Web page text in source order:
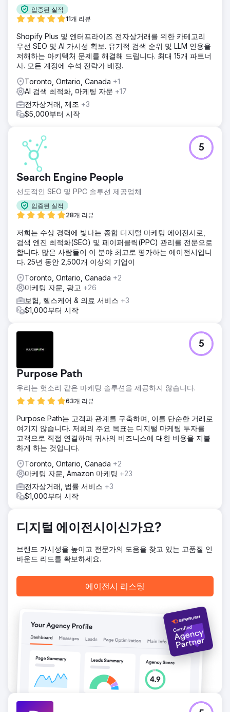
입증된 실적
11개 리뷰
Shopify Plus 및 엔터프라이즈 전자상거래를 위한 카테고리
우선 SEO 및 AI 가시성 확보. 유기적 검색 순위 및 LLM 인용을
저해하는 아키텍처 문제를 해결해 드립니다. 최대 15개 파트너
사. 모든 계정에 수석 전략가 배정.
Toronto, Ontario, Canada +1
AI 검색 최적화, 마케팅 자문 +17
전자상거래, 제조 +3
$5,000부터 시작
Search Engine People
선도적인 SEO 및 PPC 솔루션 제공업체
입증된 실적
28개 리뷰
5
저희는 수상 경력에 빛나는 종합 디지털 마케팅 에이전시로,
검색 엔진 최적화(SEO) 및 페이퍼클릭(PPC) 관리를 전문으로
합니다. 많은 사람들이 이 분야 최고로 평가하는 에이전시입니
다. 25년 동안 2,500개 이상의 기업이
Toronto, Ontario, Canada +2
마케팅 자문, 광고 +26
보험, 헬스케어 & 의료 서비스 +3
$1,000부터 시작
Purpose Path
우리는 헛소리 같은 마케팅 솔루션을 제공하지 않습니다.
63개 리뷰
5
Purpose Path는 고객과 관계를 구축하며, 이를 단순한 거래로
여기지 않습니다. 저희의 주요 목표는 디지털 마케팅 투자를
고객으로 직접 연결하여 귀사의 비즈니스에 대한 비용을 지불
하게 하는 것입니다.
Toronto, Ontario, Canada +2
마케팅 자문, Amazon 마케팅 +23
전자상거래, 법률 서비스 +3
$1,000부터 시작
디지털 에이전시이신가요?
브랜드 가시성을 높이고 전문가의 도움을 찾고 있는 고품질 인
바운드 리드를 확보하세요.
에이전시 리스팅